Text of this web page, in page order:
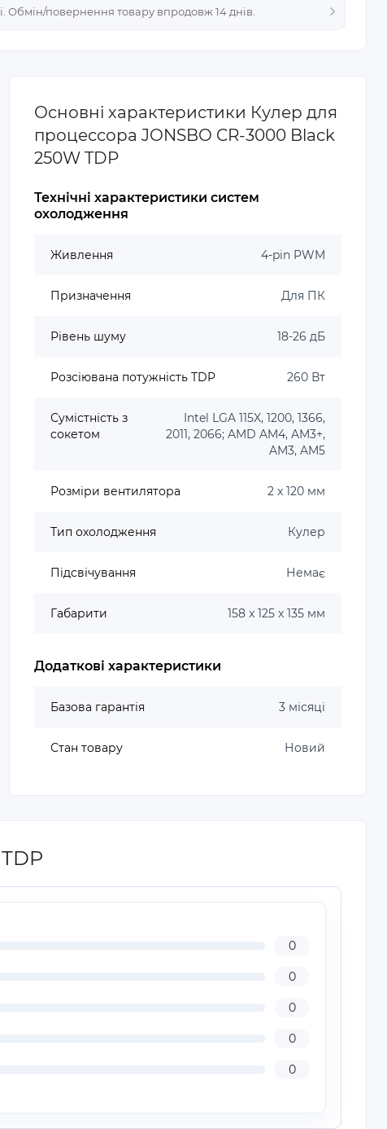
Обмін/повернення товару впродовж 14 днів.
Основні характеристики Кулер для
процессора JONSBO CR-3000 Black
250W TDP
Технічні характеристики систем
охолодження
Живлення 4-pin PWM
Призначення Для ПК
Рівень шуму 18-26 дБ
Розсіювана потужність TDP 260 Вт
Сумістність з
сокетом
Intel LGA 115X, 1200, 1366,
2011, 2066; AMD AM4, AM3+,
AM3, AM5
Розміри вентилятора 2 x 120 мм
Тип охолодження Кулер
Підсвічування Немає
Габарити 158 x 125 x 135 мм
Додаткові характеристики
Базова гарантія 3 місяці
Стан товару Новий
0
0
0
0
0